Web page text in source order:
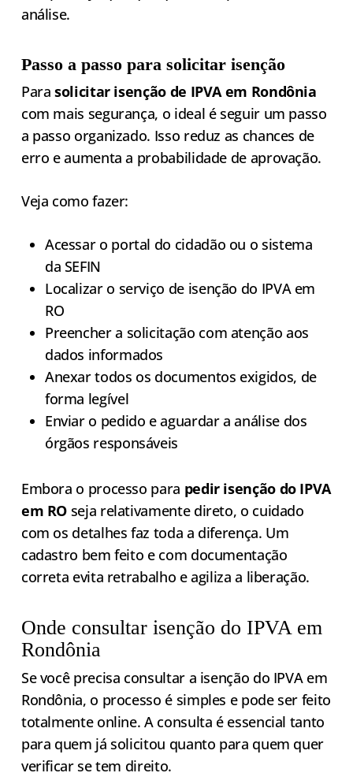
análise.
Passo a passo para solicitar isenção
Parasolicitar isenção de IPVA em Rondônia
com mais segurança, o ideal é seguir um passo
a passo organizado. Isso reduz as chances de
erro e aumenta a probabilidade de aprovação.
Veja como fazer:
Acessar o portal do cidadão ou o sistema
da SEFIN
Localizar o serviço de isenção do IPVA em
RO
Preencher a solicitação com atenção aos
dados informados
Anexar todos os documentos exigidos, de
forma legível
Enviar o pedido e aguardar a análise dos
órgãos responsáveis
Embora o processo para pedir isenção do IPVA
em RO seja relativamente direto, o cuidado
com os detalhes faz toda a diferença. Um
cadastro bem feito e com documentação
correta evita retrabalho e agiliza a liberação.
Onde consultar isenção do IPVA em
Rondônia
Se você precisa consultar a isenção do IPVA em
Rondônia, o processo é simples e pode ser feito
totalmente online. A consulta é essencial tanto
para quem já solicitou quanto para quem quer
verificar se tem direito.